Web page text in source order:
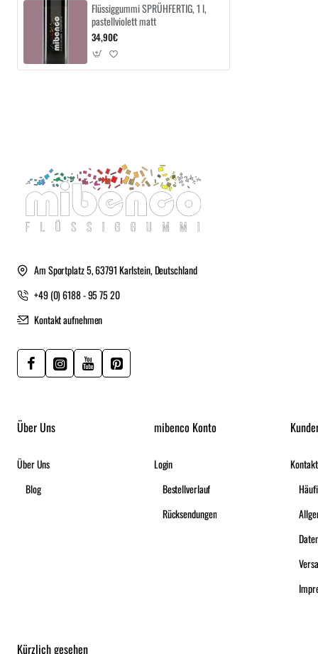
Flüssiggummi SPRÜHFERTIG, 1 l,
pastellviolett matt
34,90€
Am Sportplatz 5, 63791 Karlstein, Deutschland
+49 (0) 6188 - 95 75 20
Kontakt aufnehmen
Über Uns
Über Uns
Blog
mibenco Konto
Login
Bestellverlauf
Rücksendungen
Kontakt
Kürzlich gesehen